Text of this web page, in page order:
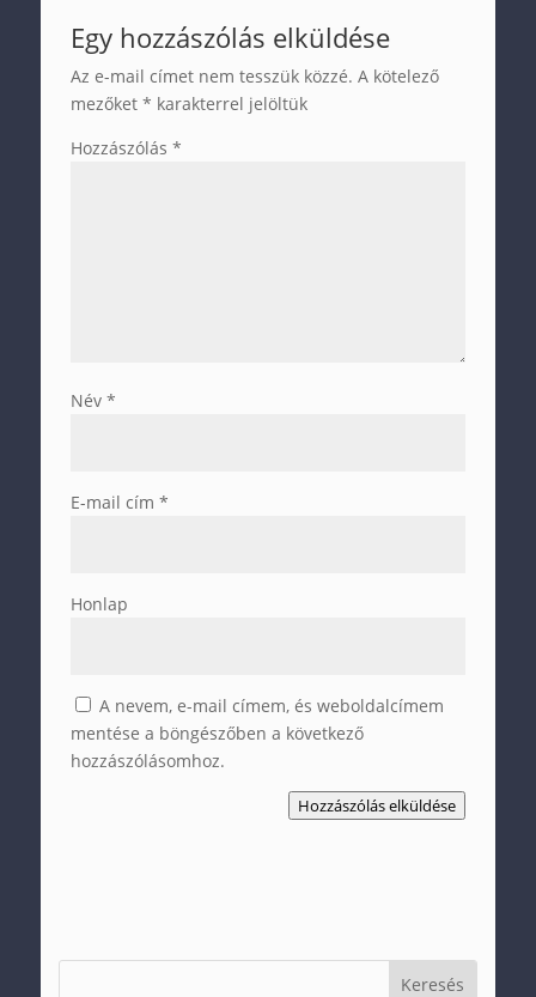
Egy hozzászólás elküldése
Az e-mail címet nem tesszük közzé. A kötelező
mezőket * karakterrel jelöltük
Hozzászólás *
Név *
E-mail cím *
Honlap
A nevem, e-mail címem, és weboldalcímem
mentése a böngészőben a következő
hozzászólásomhoz.
Hozzászólás elküldése